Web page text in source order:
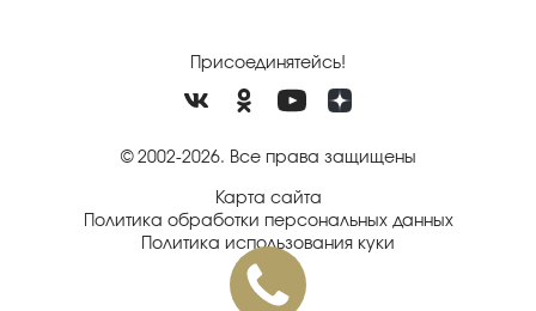
Присоединятейсь!
© 2002-2026. Все права защищены
Карта сайта
Политика обработки персональных данных
Политика использования куки